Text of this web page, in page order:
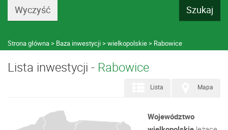
Strona główna Baza inwestycji wielkopolskie Rabowice
Lista inwestycji - Rabowice
Mapa
Lista
Województwo